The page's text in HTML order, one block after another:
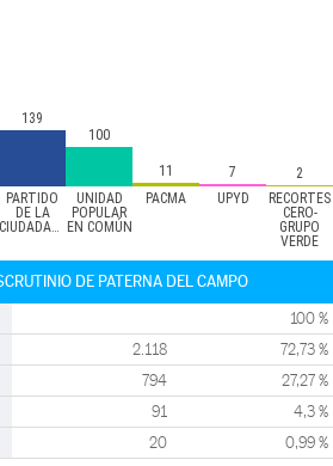
PARTIDO
DE LA
CIUDADANÍA
UNIDAD
POPULAR
EN COMÚN
PACMA UPYD
RECORTES
CERO-
GRUPO
VERDE
139
100
11 7 2
DE PATERNA DEL CAMPO
100 %
2.118 72,73 %
794 27,27 %
91 4,3 %
20 0,99 %